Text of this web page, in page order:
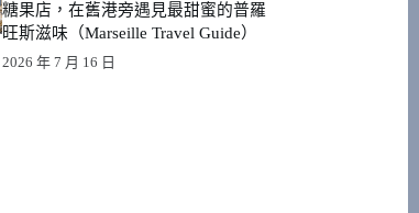
糖果店，在舊港旁遇見最甜蜜的普羅
旺斯滋味（Marseille Travel Guide）
2026 年 7 月 16 日